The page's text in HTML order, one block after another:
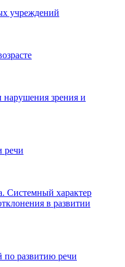
учреждений
нарушения зрения и
речи
Системный характер
в развитии
по развитию речи